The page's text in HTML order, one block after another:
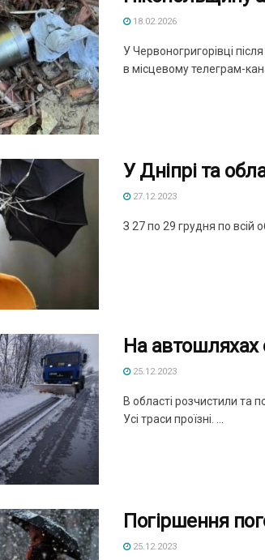
18.02.2026
У Червоногригорівці
в місцевому телеграм-
У Дніпрі та
27.12.2023
З 27 по 29 грудня по всій
На автошляхах
25.12.2023
В області розчистили та
Усі траси проїзні. ...
Погіршення
25.12.2023